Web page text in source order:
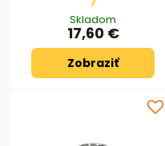
Skladom
17,60 €
Zobraziť